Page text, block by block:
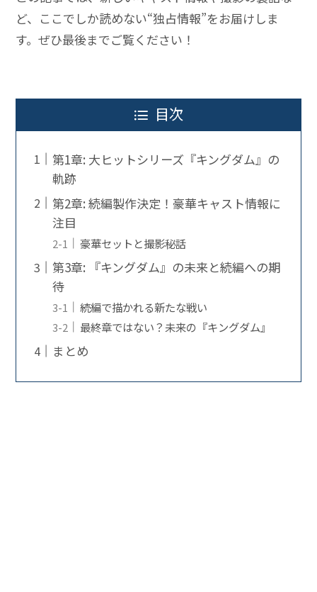
ど、ここでしか読めない“独占情報”をお届けしま
す。ぜひ最後までご覧ください！
目次
第1章: 大ヒットシリーズ『キングダム』の
軌跡
第2章: 続編製作決定！豪華キャスト情報に
注目
豪華セットと撮影秘話
第3章: 『キングダム』の未来と続編への期
待
続編で描かれる新たな戦い
最終章ではない？未来の『キングダム』
まとめ